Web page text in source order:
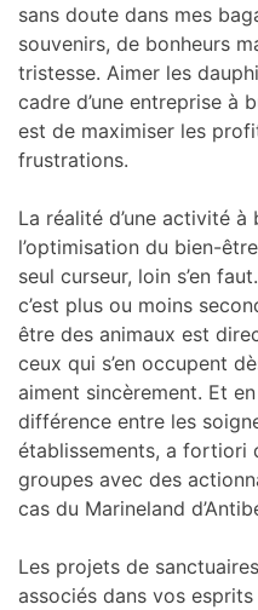
sans doute dans mes
souvenirs, de bonheurs
tristesse. Aimer les
cadre d’une entreprise à
est de maximiser les
frustrations.
La réalité d’une activité
l’optimisation du bien-
seul curseur, loin s’en
c’est plus ou moins
être des animaux est
ceux qui s’en occupent
aiment sincèrement. Et
différence entre les
établissements, a fortiori
groupes avec des
cas du Marineland
Les projets de
associés dans vos